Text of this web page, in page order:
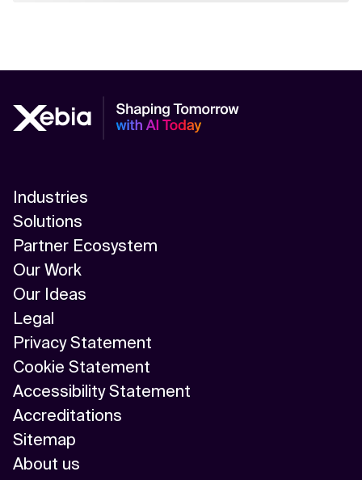
Industries
Solutions
Partner Ecosystem
Our Work
Our Ideas
Legal
Privacy Statement
Cookie Statement
Accessibility Statement
Accreditations
Sitemap
About us